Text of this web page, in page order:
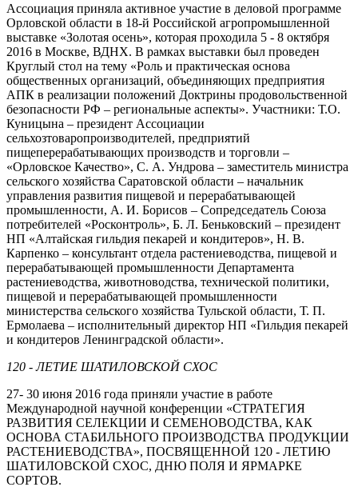
Ассоциация приняла активное участие в деловой программе
Орловской области в 18-й Российской агропромышленной
выставке «Золотая осень», которая проходила 5 - 8 октября
2016 в Москве, ВДНХ. В рамках выставки был проведен
Круглый стол на тему «Роль и практическая основа
общественных организаций, объединяющих предприятия
АПК в реализации положений Доктрины продовольственной
безопасности РФ – региональные аспекты». Участники: Т.О.
Куницына – президент Ассоциации
сельхозтоваропроизводителей, предприятий
пищеперерабатывающих производств и торговли –
«Орловское Качество», С. А. Ундрова – заместитель министра
сельского хозяйства Саратовской области – начальник
управления развития пищевой и перерабатывающей
промышленности, А. И. Борисов – Сопредседатель Союза
потребителей «Росконтроль», Б. Л. Беньковский – президент
НП «Алтайская гильдия пекарей и кондитеров», Н. В.
Карпенко – консультант отдела растениеводства, пищевой и
перерабатывающей промышленности Департамента
растениеводства, животноводства, технической политики,
пищевой и перерабатывающей промышленности
министерства сельского хозяйства Тульской области, Т. П.
Ермолаева – исполнительный директор НП «Гильдия пекарей
и кондитеров Ленинградской области».
120 - ЛЕТИЕ ШАТИЛОВСКОЙ СХОС
27- 30 июня 2016 года приняли участие в работе
Международной научной конференции «СТРАТЕГИЯ
РАЗВИТИЯ СЕЛЕКЦИИ И СЕМЕНОВОДСТВА, КАК
ОСНОВА СТАБИЛЬНОГО ПРОИЗВОДСТВА ПРОДУКЦИИ
РАСТЕНИЕВОДСТВА», ПОСВЯЩЕННОЙ 120 - ЛЕТИЮ
ШАТИЛОВСКОЙ СХОС, ДНЮ ПОЛЯ И ЯРМАРКЕ
СОРТОВ.